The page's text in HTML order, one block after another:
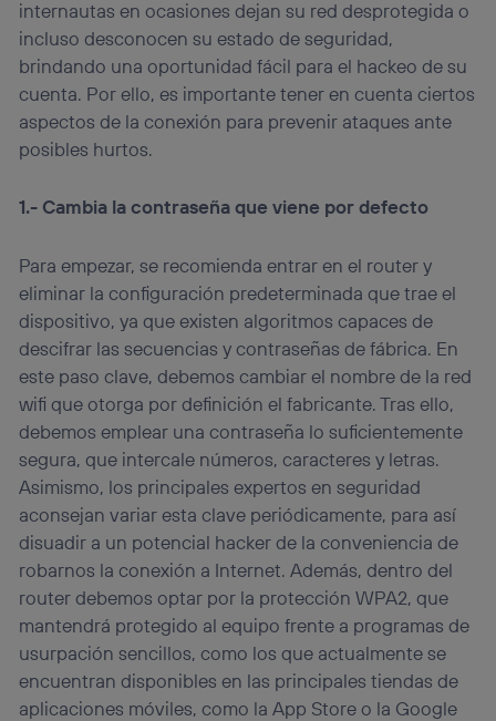
internautas en ocasiones dejan su red desprotegida o
incluso desconocen su estado de seguridad,
brindando una oportunidad fácil para el hackeo de su
cuenta. Por ello, es importante tener en cuenta ciertos
aspectos de la conexión para prevenir ataques ante
posibles hurtos.
1.- Cambia la contraseña que viene por defecto
Para empezar, se recomienda entrar en el router y
eliminar la configuración predeterminada que trae el
dispositivo, ya que existen algoritmos capaces de
descifrar las secuencias y contraseñas de fábrica. En
este paso clave, debemos cambiar el nombre de la red
wifi que otorga por definición el fabricante. Tras ello,
debemos emplear una contraseña lo suficientemente
segura, que intercale números, caracteres y letras.
Asimismo, los principales expertos en seguridad
aconsejan variar esta clave periódicamente, para así
disuadir a un potencial hacker de la conveniencia de
robarnos la conexión a Internet. Además, dentro del
router debemos optar por la protección WPA2, que
mantendrá protegido al equipo frente a programas de
usurpación sencillos, como los que actualmente se
encuentran disponibles en las principales tiendas de
aplicaciones móviles, como la App Store o la Google
“Administrar Utiq” en la parte inferior de esta página web o
portal de privacidad de Utiq
(“consenthub”). Para más información, consulta
la política de privacidad de Utiq.